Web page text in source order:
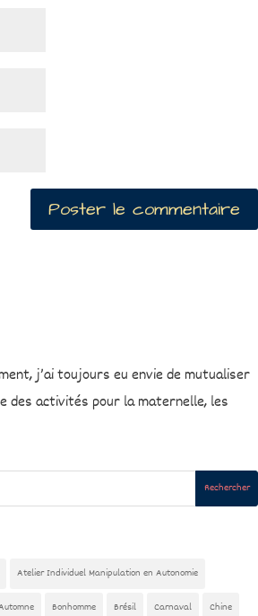
j’ai toujours eu envie de mutualiser
des activités pour la maternelle, les
Atelier Individuel Manipulation en Autonomie
Bonhomme Brésil Carnaval Chine